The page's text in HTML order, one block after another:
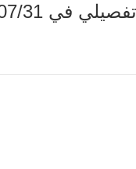
في 2026/07/31